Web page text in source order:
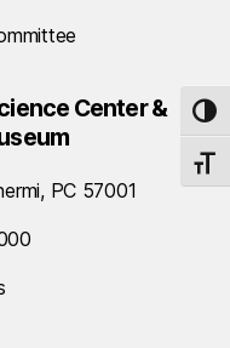
Center &
PC 57001